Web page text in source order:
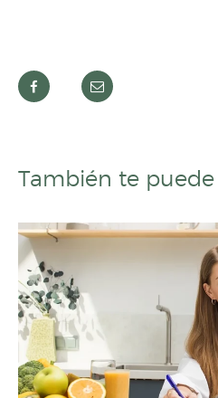
También te